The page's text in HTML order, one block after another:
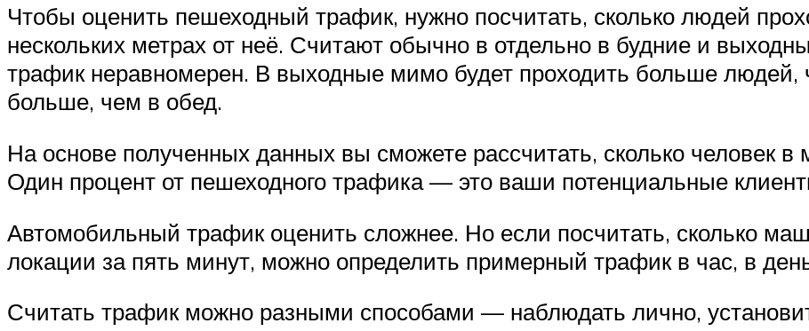
Чтобы оценить пешеходный трафик, нужно посчитать, сколько людей
нескольких метрах от неё. Считают обычно в отдельно в будние и
трафик неравномерен. В выходные мимо будет проходить больше
больше, чем в обед.
На основе полученных данных вы сможете рассчитать, сколько человек
Один процент от пешеходного трафика — это ваши потенциальные
Автомобильный трафик оценить сложнее. Но если посчитать, сколько
локации за пять минут, можно определить примерный трафик в час, в
Считать трафик можно разными способами — наблюдать лично,